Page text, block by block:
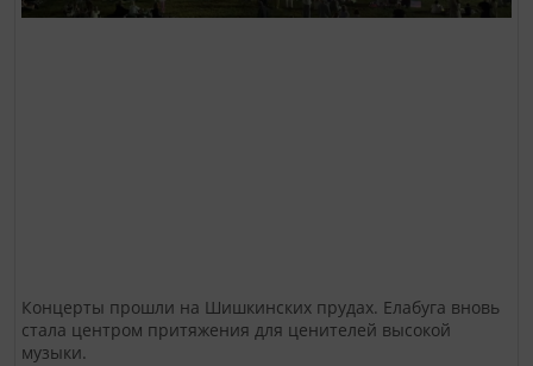
Концерты прошли на Шишкинских прудах. Елабуга вновь
стала центром притяжения для ценителей высокой
музыки.